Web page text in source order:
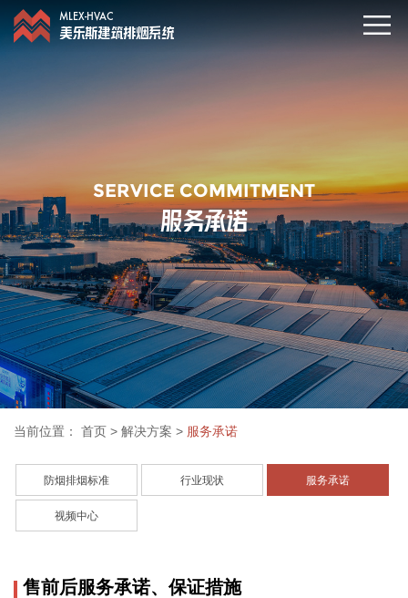
MLEX-HVAC
美乐斯建筑排烟系统
SERVICE COMMITMENT
服务承诺
当前位置： 首页 > 解决方案 > 服务承诺
防烟排烟标准 行业现状 服务承诺
视频中心
售前后服务承诺、保证措施